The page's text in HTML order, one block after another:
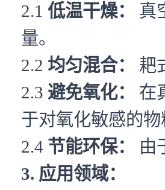
2.1 低温干燥：
真
量。
2.2 均匀混合：
耙
2.3 避免氧化：
在
于对氧化敏感的物
2.4 节能环保：
由
3. 应用领域：